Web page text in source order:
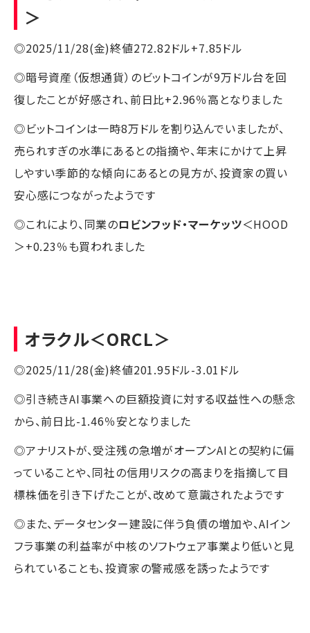
＞
◎2025/11/28(金)終値272.82ドル+7.85ドル
◎暗号資産（仮想通貨）のビットコインが9万ドル台を回
復したことが好感され、前日比+2.96％高となりました
◎ビットコインは一時8万ドルを割り込んでいましたが、
売られすぎの水準にあるとの指摘や、年末にかけて上昇
しやすい季節的な傾向にあるとの見方が、投資家の買い
安心感につながったようです
◎これにより、同業のロビンフッド・マーケッツ＜HOOD
＞+0.23％も買われました
オラクル＜ORCL＞
◎2025/11/28(金)終値201.95ドル-3.01ドル
◎引き続きAI事業への巨額投資に対する収益性への懸念
から、前日比-1.46％安となりました
◎アナリストが、受注残の急増がオープンAIとの契約に偏
っていることや、同社の信用リスクの高まりを指摘して目
標株価を引き下げたことが、改めて意識されたようです
◎また、データセンター建設に伴う負債の増加や、AIイン
フラ事業の利益率が中核のソフトウェア事業より低いと見
られていることも、投資家の警戒感を誘ったようです